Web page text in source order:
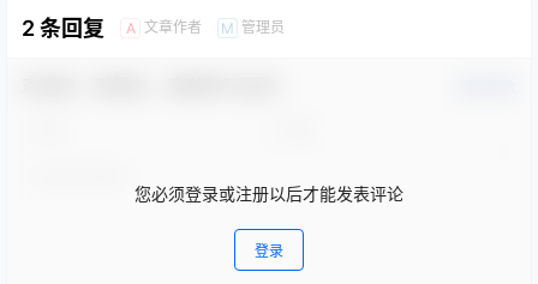
2 条回复 A 文章作者 M 管理员
您必须登录或注册以后才能发表评论
登录